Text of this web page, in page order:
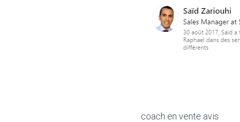
coach en vente avis